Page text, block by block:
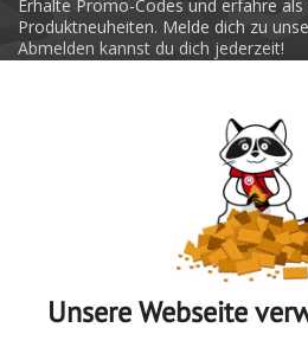
Erhalte Promo-Codes und erfahre
Produktneuheiten. Melde dich zu
Abmelden kannst du dich jederzeit!
Absenden
Unsere Webseite